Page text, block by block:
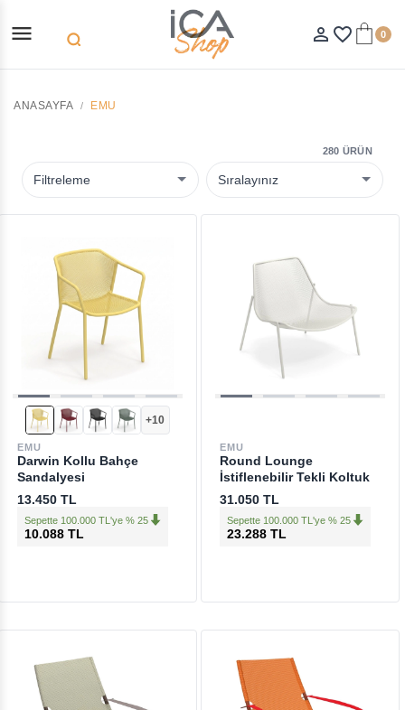
menu search person_outline favorite_border 0
ANASAYFA EMU
Filtreleme
280 ÜRÜN
+10
EMU
Darwin Kollu Bahçe
Sandalyesi
13.450 TL
Sepette 100.000 TL'ye % 25
10.088 TL
EMU
Round Lounge
İstiflenebilir Tekli Koltuk
31.050 TL
Sepette 100.000 TL'ye % 25
23.288 TL